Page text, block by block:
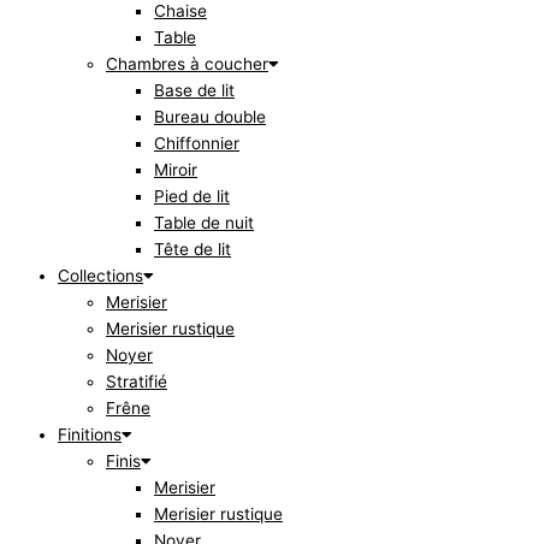
Chaise
Table
Chambres à coucher
Base de lit
Bureau double
Chiffonnier
Miroir
Pied de lit
Table de nuit
Tête de lit
Collections
Merisier
Merisier rustique
Noyer
Stratifié
Frêne
Finitions
Finis
Merisier
Merisier rustique